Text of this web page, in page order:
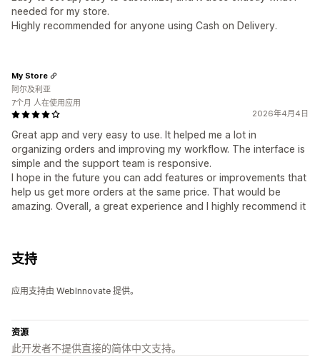
needed for my store.
Highly recommended for anyone using Cash on Delivery.
2026年4月4日
Great app and very easy to use. It helped me a lot in
organizing orders and improving my workflow. The interface is
simple and the support team is responsive.
I hope in the future you can add features or improvements that
help us get more orders at the same price. That would be
amazing. Overall, a great experience and I highly recommend it
My Store
阿尔及利亚
7个月 人在使用应用
支持
应用支持由 WebInnovate 提供。
资源
此开发者不提供直接的简体中文支持。